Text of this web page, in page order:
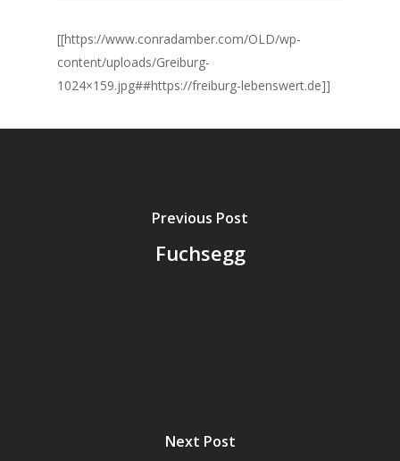
[[https://www.conradamber.com/OLD/wp-
content/uploads/Greiburg-
1024×159.jpg##https://freiburg-lebenswert.de]]
Previous Post
Fuchsegg
Next Post